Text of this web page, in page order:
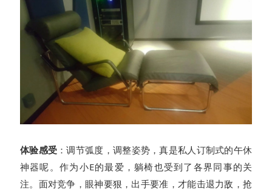
体验感受 ：调节弧度，调整姿势，真是私人订制式的午休
神器呢。作为小E的最爱，躺椅也受到了各界同事的关
注。面对竞争，眼神要狠，出手要准，才能击退力敌，抢